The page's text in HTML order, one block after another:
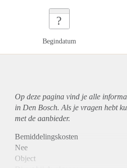
?
Begindatum
Op deze pagina vind je alle
in Den Bosch. Als je vragen hebt
met de aanbieder.
Bemiddelingskosten
Nee
Object